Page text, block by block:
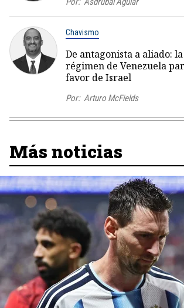
Chavismo
De antagonista a aliado:
régimen de Venezuela
favor de Israel
Por: Arturo McFields
Más noticias